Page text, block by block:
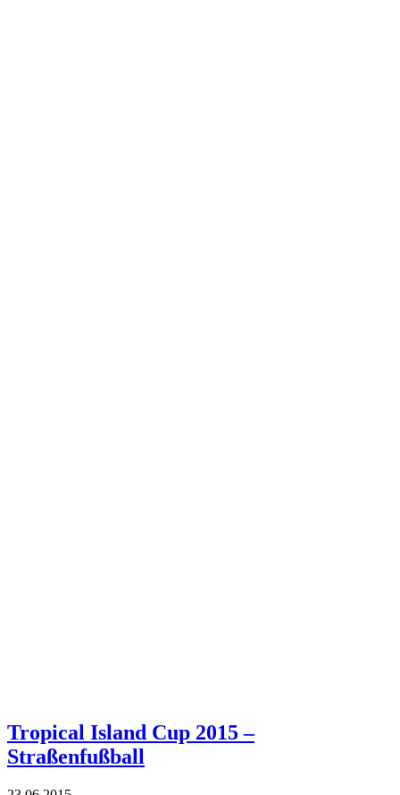
Tropical Island Cup 2015 –
Straßenfußball